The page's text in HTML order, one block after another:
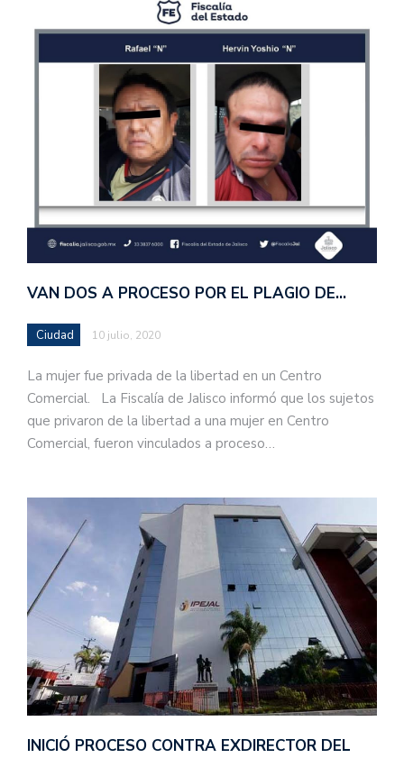
VAN DOS A PROCESO POR EL PLAGIO DE…
Ciudad 10 julio, 2020
La mujer fue privada de la libertad en un Centro
Comercial. La Fiscalía de Jalisco informó que los sujetos
que privaron de la libertad a una mujer en Centro
Comercial, fueron vinculados a proceso…
INICIÓ PROCESO CONTRA EXDIRECTOR DEL